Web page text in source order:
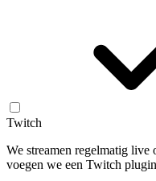
Twitch
We streamen regelmatig
voegen we een Twitch